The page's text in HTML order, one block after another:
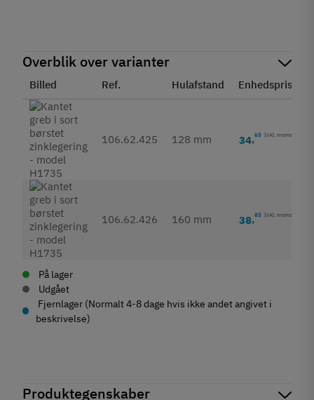
Overblik over varianter
Billed Ref. Hulafstand Enhedspris
106.62.425 128 mm 34,65 Inkl. moms
106.62.426 160 mm 38,85 Inkl. moms
På lager
Udgået
Fjernlager (Normalt 4-8 dage hvis ikke andet angivet i
beskrivelse)
Produktegenskaber